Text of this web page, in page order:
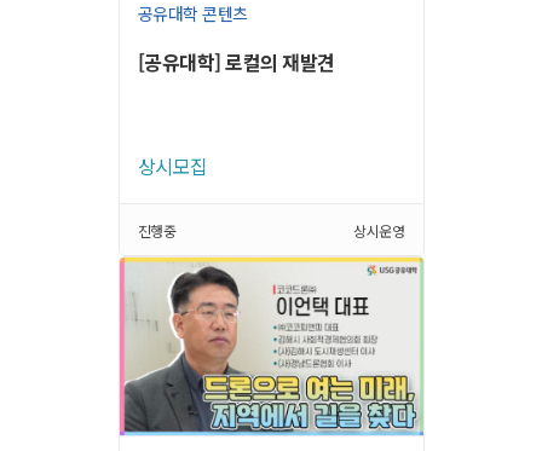
공유대학 콘텐츠
[공유대학] 로컬의 재발견
상시모집
진행중 상시운영